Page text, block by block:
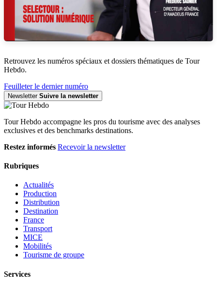
Retrouvez les numéros spéciaux et dossiers thématiques de Tour
Hebdo.
Feuilleter le dernier numéro
Newsletter Suivre la newsletter
Tour Hebdo accompagne les pros du tourisme avec des analyses
exclusives et des benchmarks destinations.
Restez informés Recevoir la newsletter
Rubriques
Actualités
Production
Distribution
Destination
France
Transport
MICE
Mobilités
Tourisme de groupe
Services